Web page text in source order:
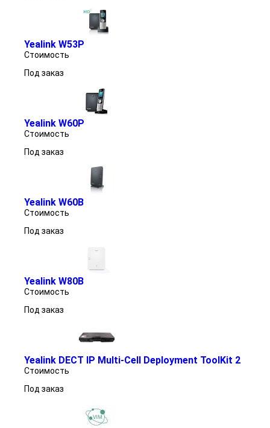
Yealink W53P
Стоимость
Под заказ
Yealink W60P
Стоимость
Под заказ
Yealink W60B
Стоимость
Под заказ
Yealink W80B
Стоимость
Под заказ
Yealink DECT IP Multi-Cell Deployment ToolKit 2
Стоимость
Под заказ